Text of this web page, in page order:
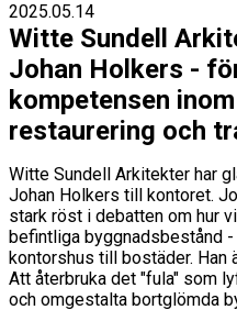
2025.05.14
Witte Sundell
Johan Holkers -
kompetensen
restaurering och
Witte Sundell Arkitekter har
Johan Holkers till kontoret.
stark röst i debatten om hur
befintliga byggnadsbestånd
kontorshus till bostäder. Han
Att återbruka det "fula" som
och omgestalta bortglömda